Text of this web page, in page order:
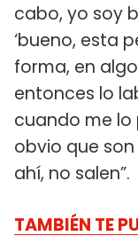
cabo, yo soy
‘bueno, esta
forma, en
entonces lo
cuando me lo
obvio que
ahí, no salen”.
TAMBIÉN TE